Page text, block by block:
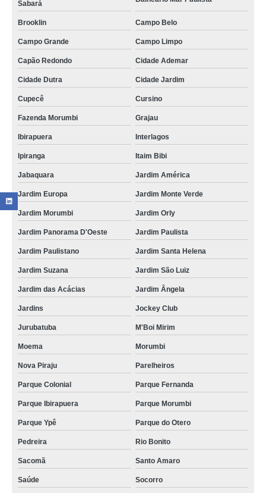
Sabará
Brooklin Campo Belo
Campo Grande Campo Limpo
Capão Redondo Cidade Ademar
Cidade Dutra Cidade Jardim
Cupecê Cursino
Fazenda Morumbi Grajau
Ibirapuera Interlagos
Ipiranga Itaim Bibi
Jabaquara Jardim América
Jardim Europa Jardim Monte Verde
Jardim Morumbi Jardim Orly
Jardim Panorama D'Oeste Jardim Paulista
Jardim Paulistano Jardim Santa Helena
Jardim Suzana Jardim São Luiz
Jardim das Acácias Jardim Ângela
Jardins Jockey Club
Jurubatuba M'Boi Mirim
Moema Morumbi
Nova Piraju Parelheiros
Parque Colonial Parque Fernanda
Parque Ibirapuera Parque Morumbi
Parque Ypê Parque do Otero
Pedreira Rio Bonito
Sacomã Santo Amaro
Saúde Socorro